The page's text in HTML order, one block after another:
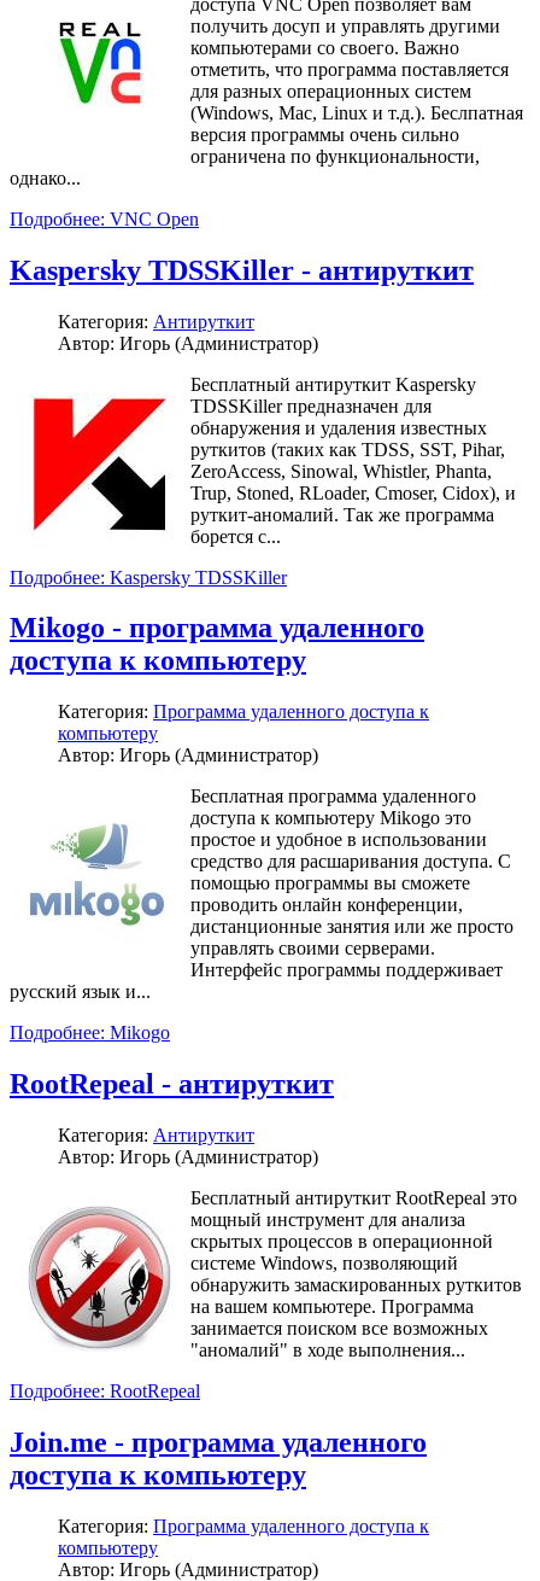
получить досуп и управлять другими
компьютерами со своего. Важно
отметить, что программа поставляется
для разных операционных систем
(Windows, Mac, Linux и т.д.). Беслпатная
версия программы очень сильно
ограничена по функциональности,
однако...
Подробнее: VNC Open
Kaspersky TDSSKiller - антируткит
Категория: Антируткит
Автор: Игорь (Администратор)
Бесплатный антируткит Kaspersky
TDSSKiller предназначен для
обнаружения и удаления известных
руткитов (таких как TDSS, SST, Pihar,
ZeroAccess, Sinowal, Whistler, Phanta,
Trup, Stoned, RLoader, Cmoser, Cidox), и
руткит-аномалий. Так же программа
борется с...
Подробнее: Kaspersky TDSSKiller
Mikogo - программа удаленного
доступа к компьютеру
Категория: Программа удаленного доступа к
компьютеру
Автор: Игорь (Администратор)
Бесплатная программа удаленного
доступа к компьютеру Mikogo это
простое и удобное в использовании
средство для расшаривания доступа. С
помощью программы вы сможете
проводить онлайн конференции,
дистанционные занятия или же просто
управлять своими серверами.
Интерфейс программы поддерживает
русский язык и...
Подробнее: Mikogo
RootRepeal - антируткит
Категория: Антируткит
Автор: Игорь (Администратор)
Бесплатный антируткит RootRepeal это
мощный инструмент для анализа
скрытых процессов в операционной
системе Windows, позволяющий
обнаружить замаскированных руткитов
на вашем компьютере. Программа
занимается поиском все возможных
"аномалий" в ходе выполнения...
Подробнее: RootRepeal
Join.me - программа удаленного
доступа к компьютеру
Категория: Программа удаленного доступа к
компьютеру
Автор: Игорь (Администратор)